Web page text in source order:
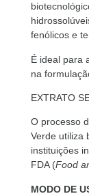
fenólicos e
É ideal para
na
EXTRATO
O processo
Verde utiliza
instituições
FDA (Food
MODO DE